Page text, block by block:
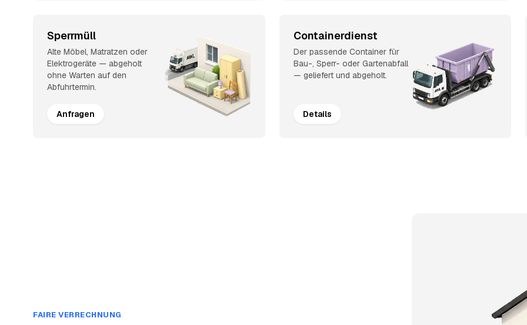
Sperrmüll
Alte Möbel, Matratzen oder
Elektrogeräte — abgeholt
ohne Warten auf den
Abfuhrtermin.
Anfragen
Containerdienst
Der passende Container für
Bau-, Sperr- oder Gartenabfall
— geliefert und abgeholt.
Details
FAIRE VERRECHNUNG